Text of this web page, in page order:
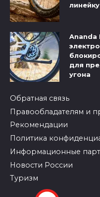
Ananda
для
угона
Обратная связь
Правообладателям и
Рекомендации
Политика
Информационные
Новости России
Туризм